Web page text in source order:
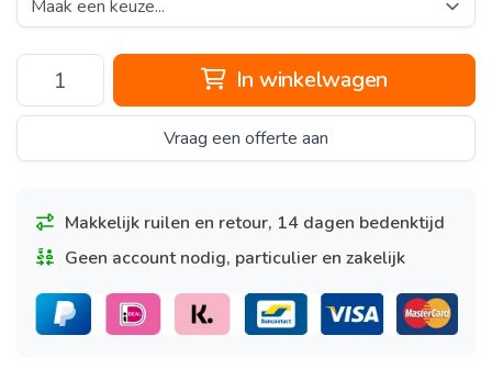
In winkelwagen
Vraag een offerte aan
Makkelijk ruilen en retour, 14 dagen bedenktijd
Geen account nodig, particulier en zakelijk